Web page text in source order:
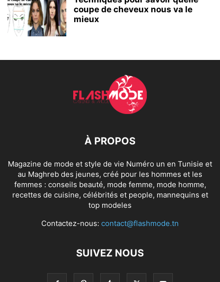
coupe de cheveux nous va le
mieux
À PROPOS
Magazine de mode et style de vie Numéro un en Tunisie et
au Maghreb des jeunes, créé pour les hommes et les
femmes : conseils beauté, mode femme, mode homme,
recettes de cuisine, célébrités et people, mannequins et
top modeles
Contactez-nous: contact@flashmode.tn
SUIVEZ NOUS